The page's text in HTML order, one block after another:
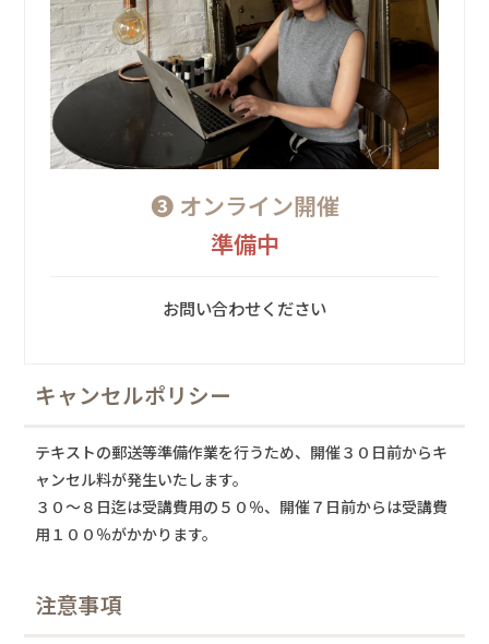
➌ オンライン開催
準備中
お問い合わせください
キャンセルポリシー
テキストの郵送等準備作業を行うため、開催３０日前からキ
ャンセル料が発生いたします。
３０〜８日迄は受講費用の５０％、開催７日前からは受講費
用１００％がかかります。
注意事項